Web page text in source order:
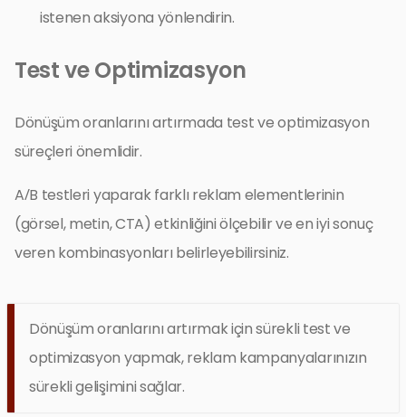
istenen aksiyona yönlendirin.
Test ve Optimizasyon
Dönüşüm oranlarını artırmada test ve optimizasyon
süreçleri önemlidir.
A/B testleri yaparak farklı reklam elementlerinin
(görsel, metin, CTA) etkinliğini ölçebilir ve en iyi sonuç
veren kombinasyonları belirleyebilirsiniz.
Dönüşüm oranlarını artırmak için sürekli test ve
optimizasyon yapmak, reklam kampanyalarınızın
sürekli gelişimini sağlar.